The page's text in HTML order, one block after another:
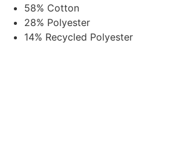
58% Cotton
28% Polyester
14% Recycled Polyester